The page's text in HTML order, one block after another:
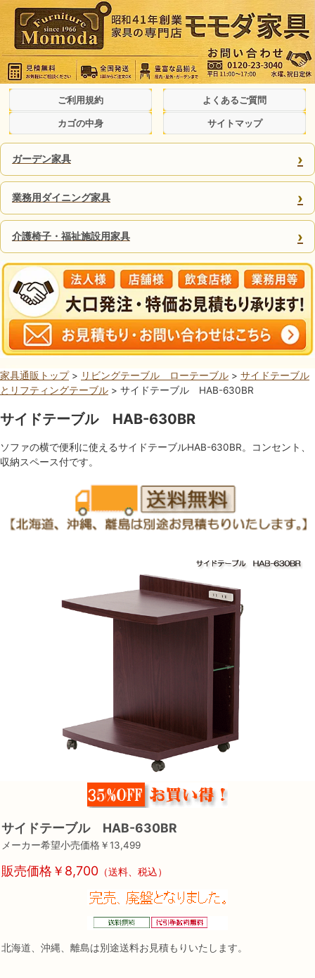
ご利用規約 よくあるご質問
カゴの中身 サイトマップ
ガーデン家具 ›
業務用ダイニング家具 ›
介護椅子・福祉施設用家具 ›
家具通販トップ> リビングテーブル ローテーブル > サイドテーブル
とリフティングテーブル > サイドテーブル HAB-630BR
サイドテーブル HAB-630BR
ソファの横で便利に使えるサイドテーブルHAB-630BR。コンセント、
収納スペース付です。
サイドテーブル HAB-630BR
メーカー希望小売価格￥13,499
販売価格￥8,700 （送料、税込）
北海道、沖縄、離島は別途送料お見積もりいたします。